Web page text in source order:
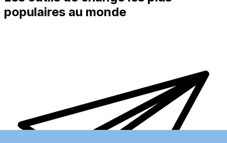
populaires au monde